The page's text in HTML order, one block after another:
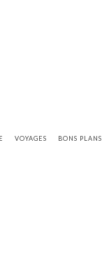
VOYAGES BONS PLANS